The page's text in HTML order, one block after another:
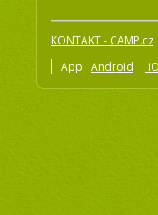
KONTAKT - CAMP.cz
App: Android